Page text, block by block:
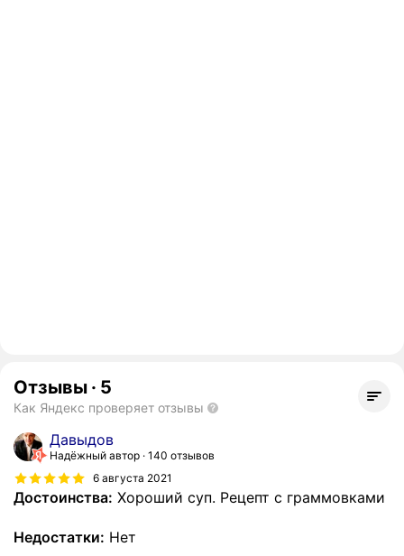
Отзывы · 5
Как Яндекс проверяет отзывы
Давыдов
Надёжный автор 140 отзывов
6 августа 2021
Достоинства: Хороший суп. Рецепт с граммовками
Недостатки: Нет